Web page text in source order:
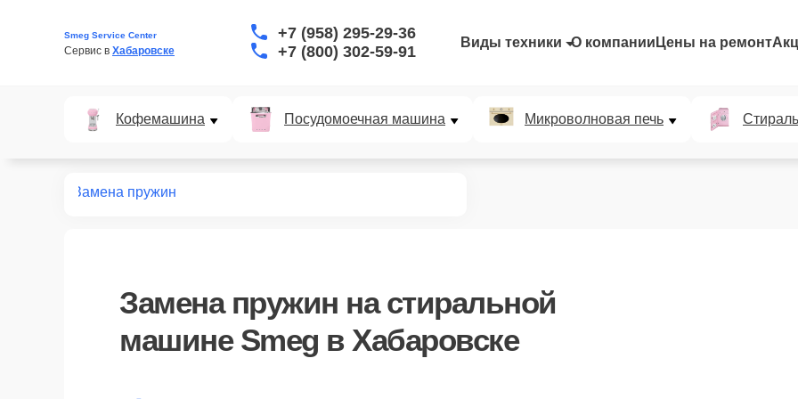
Smeg Service Center
Сервис в Хабаровске
+7 (958) 295-29-36
+7 (800) 302-59-91
Виды техники О компании Цены на ремонт
Кофемашина Посудомоечная машина Микроволновая печь
Замена пружин
Замена пружин на стиральной
машине Smeg в Хабаровске